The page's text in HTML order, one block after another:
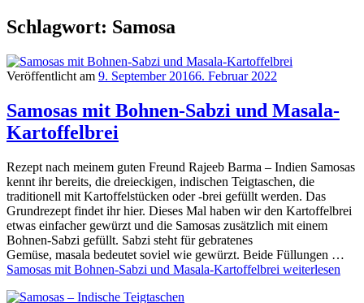
Schlagwort: Samosa
Veröffentlicht am 9. September 20166. Februar 2022
Samosas mit Bohnen-Sabzi und Masala-
Kartoffelbrei
Rezept nach meinem guten Freund Rajeeb Barma – Indien Samosas
kennt ihr bereits, die dreieckigen, indischen Teigtaschen, die
traditionell mit Kartoffelstücken oder -brei gefüllt werden. Das
Grundrezept findet ihr hier. Dieses Mal haben wir den Kartoffelbrei
etwas einfacher gewürzt und die Samosas zusätzlich mit einem
Bohnen-Sabzi gefüllt. Sabzi steht für gebratenes
Gemüse, masala bedeutet soviel wie gewürzt. Beide Füllungen …
Samosas mit Bohnen-Sabzi und Masala-Kartoffelbrei weiterlesen